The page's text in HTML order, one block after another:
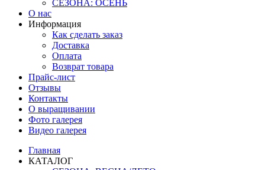
СЕЗОНА: ОСЕНЬ
О нас
Информация
Как сделать заказ
Доставка
Оплата
Возврат товара
Прайс-лист
Отзывы
Контакты
О выращивании
Фото галерея
Видео галерея
Главная
КАТАЛОГ